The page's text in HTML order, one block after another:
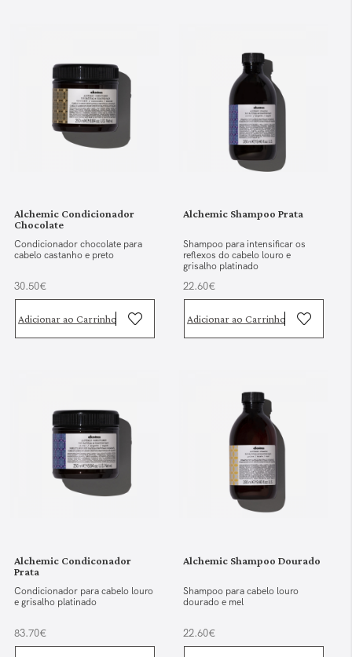
Alchemic Condicionador
Chocolate
Condicionador chocolate para
cabelo castanho e preto
30.50€
Adicionar ao Carrinho
Alchemic Shampoo Prata
Shampoo para intensificar os
reflexos do cabelo louro e
grisalho platinado
22.60€
Adicionar ao Carrinho
Alchemic Condiconador
Prata
Condicionador para cabelo louro
e grisalho platinado
83.70€
Alchemic Shampoo Dourado
Shampoo para cabelo louro
dourado e mel
22.60€